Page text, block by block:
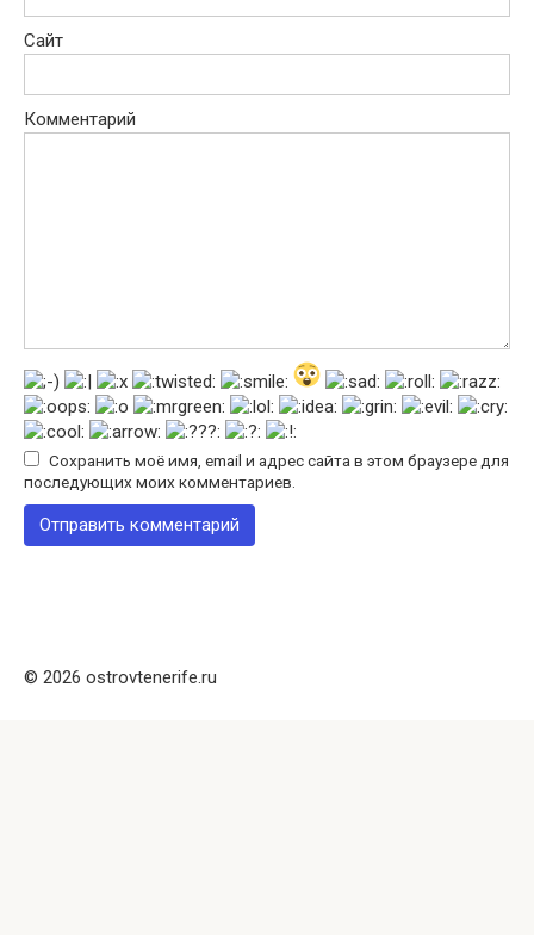
Сайт
Комментарий
Сохранить моё имя, email и адрес сайта в этом браузере для
последующих моих комментариев.
© 2026 ostrovtenerife.ru